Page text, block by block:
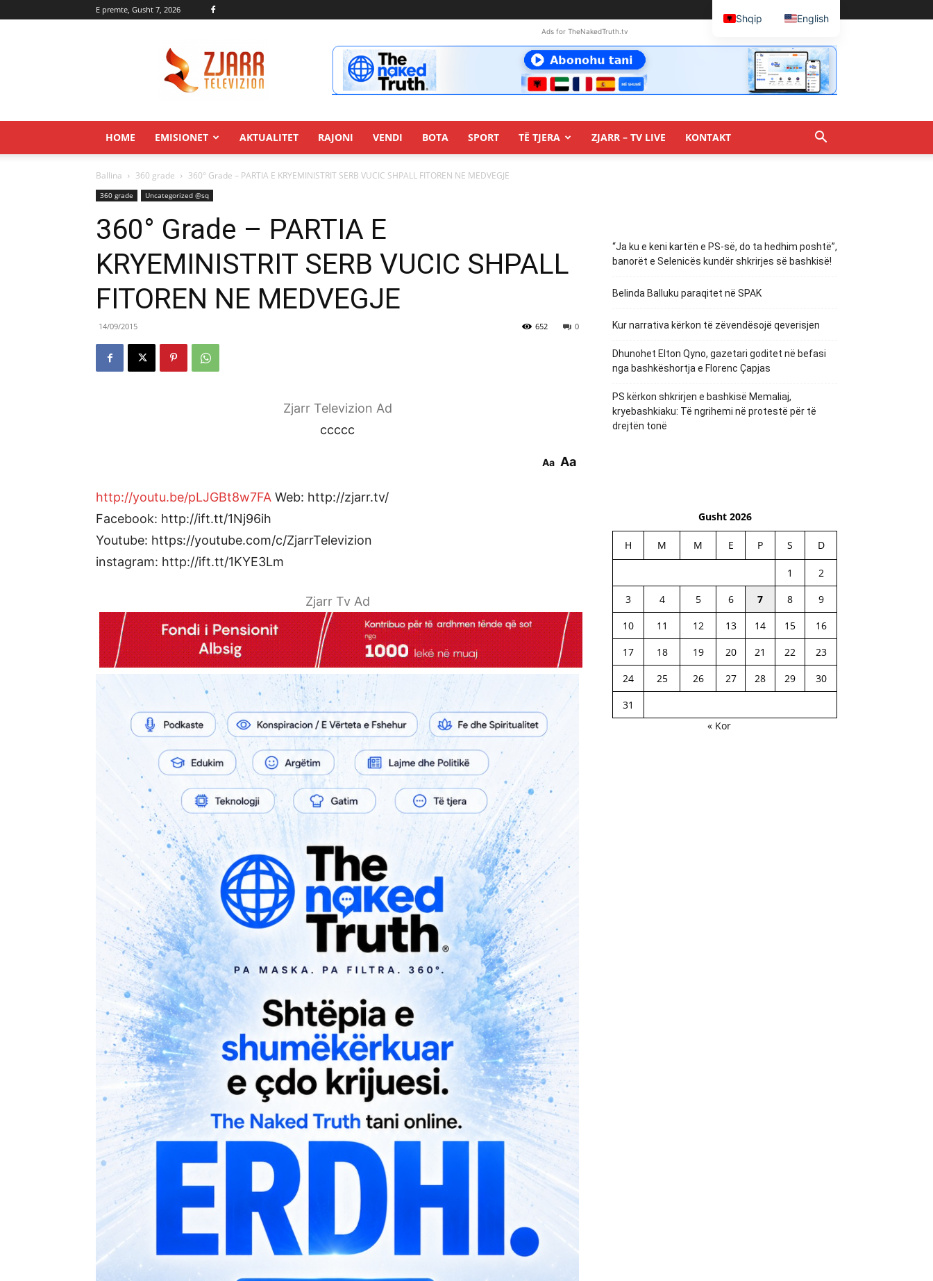
E premte, Gusht 7, 2026
Ads for TheNakedTruth.tv
HOME EMISIONET AKTUALITET RAJONI VENDI BOTA SPORT TË TJERA ZJARR – TV LIVE KONTAKT
Ballina 360 grade 360° Grade – PARTIA E KRYEMINISTRIT SERB VUCIC SHPALL FITOREN NE MEDVEGJE
360 grade Uncategorized @sq
360° Grade – PARTIA E
KRYEMINISTRIT SERB VUCIC SHPALL
FITOREN NE MEDVEGJE
14/09/2015 0
652
Zjarr Televizion Ad
ccccc
Aa Aa
http://youtu.be/pLJGBt8w7FA Web: http://zjarr.tv/
Facebook: http://ift.tt/1Nj96ih
Youtube: https://youtube.com/c/ZjarrTelevizion
instagram: http://ift.tt/1KYE3Lm
Zjarr Tv Ad
“Ja ku e keni kartën e PS-së, do ta hedhim poshtë”,
banorët e Selenicës kundër shkrirjes së bashkisë!
Belinda Balluku paraqitet në SPAK
Kur narrativa kërkon të zëvendësojë qeverisjen
Dhunohet Elton Qyno, gazetari goditet në befasi
nga bashkëshortja e Florenc Çapjas
PS kërkon shkrirjen e bashkisë Memaliaj,
kryebashkiaku: Të ngrihemi në protestë për të
drejtën tonë
Gusht 2026
H M M E P S D
1
2
3
4 5 6 7 8
9
10
11 12 13 14 15
16
17
18 19 20 21 22
23
24
25 26 27 28 29
30
31
« Kor
Shqip English